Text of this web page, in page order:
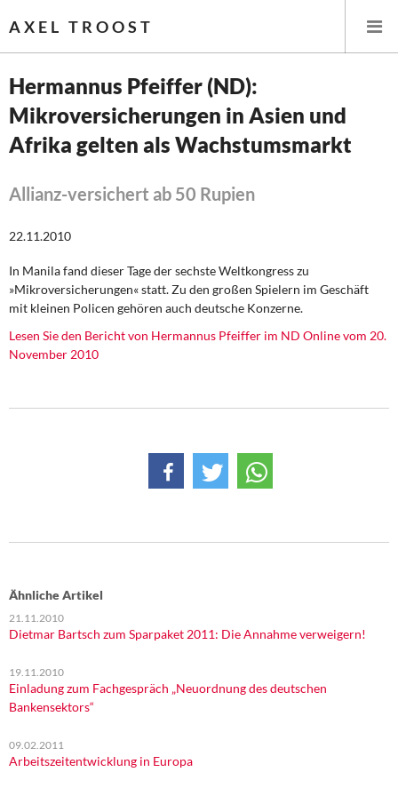
AXEL TROOST
Startseite
Leitlinien linker Wirtschafts- und Finanzpolitik
Wirtschaftspolitik
Steuer- und Finanzpolitik
DIE LINKE
Über mich
Kontakt
Hermannus Pfeiffer (ND):
Mikroversicherungen in Asien und
Afrika gelten als Wachstumsmarkt
Allianz-versichert ab 50 Rupien
22.11.2010
In Manila fand dieser Tage der sechste Weltkongress zu
»Mikroversicherungen« statt. Zu den großen Spielern im Geschäft
mit kleinen Policen gehören auch deutsche Konzerne.
Lesen Sie den Bericht von Hermannus Pfeiffer im ND Online vom 20.
November 2010
Ähnliche Artikel
21.11.2010
Dietmar Bartsch zum Sparpaket 2011: Die Annahme verweigern!
19.11.2010
Einladung zum Fachgespräch „Neuordnung des deutschen
Bankensektors“
09.02.2011
Arbeitszeitentwicklung in Europa